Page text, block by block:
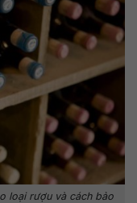
loại rượu và cách bảo